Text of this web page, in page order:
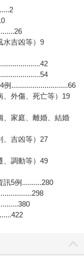
水吉凶等）9
.............................66
、外傷、死亡等）19
、家庭、離婚、結婚
、吉凶等）27
、調動等）49
5例..........280